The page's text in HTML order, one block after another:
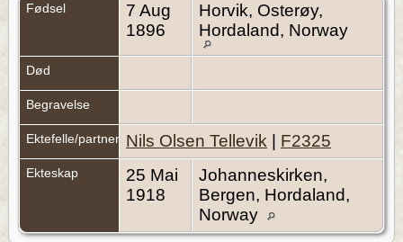
Fødsel
7 Aug
1896
Horvik, Osterøy,
Hordaland, Norway
Død
Begravelse
Ektefelle/partner Nils Olsen Tellevik F2325
Ekteskap
25 Mai
1918
Johanneskirken,
Bergen, Hordaland,
Norway